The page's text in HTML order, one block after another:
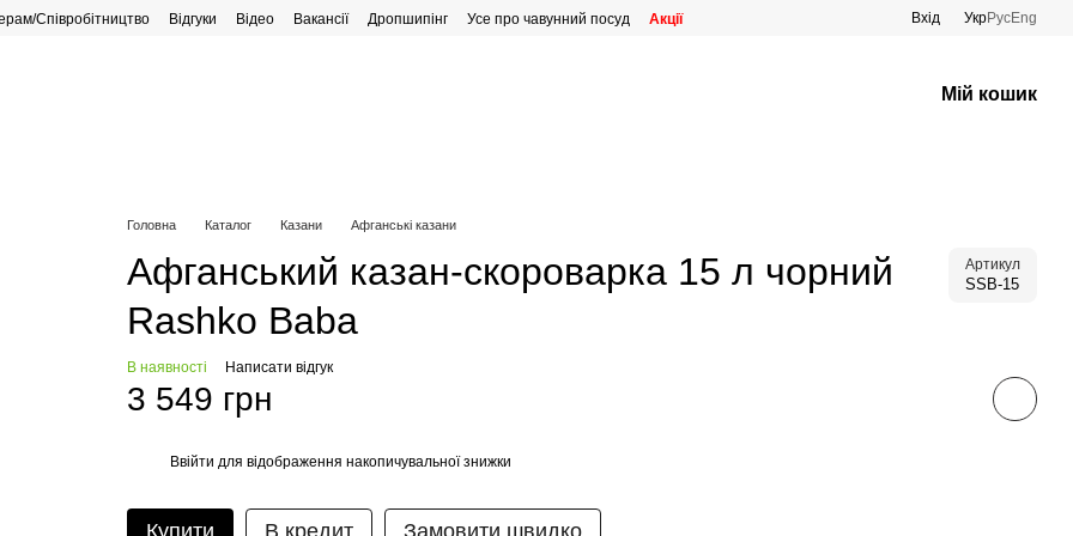
Співробітництво Відгуки Відео Вакансії Дропшипінг Усе про чавунний посуд
Акції
Вхід УкрРусEng
Мій кошик
Головна Каталог Казани Афганські казани
Афганський казан-скороварка 15 л чорний
Rashko Baba
Артикул
SSB-15
В наявності Написати відгук
3 549 грн
Ввійти для відображення накопичувальної знижки
Купити В кредит Замовити швидко